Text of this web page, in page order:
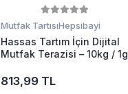
Mutfak TartısıHepsibayi
Hassas Tartım İçin Dijital
Mutfak Terazisi – 10kg / 1g
813,99 TL